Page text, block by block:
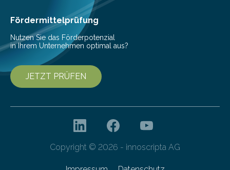
Fördermittelprüfung
Nutzen Sie das Förderpotenzial
in Ihrem Unternehmen optimal aus?
JETZT PRÜFEN
Copyright © 2026 - innoscripta AG